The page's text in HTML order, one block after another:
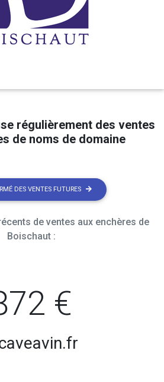
régulièrement des ventes
de noms de domaine
DES VENTES FUTURES
de ventes aux enchères de
Boischaut :
€